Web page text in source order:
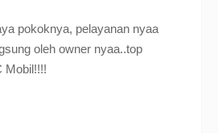
pokoknya, pelayanan nyaa
oleh owner nyaa..top
Mobil!!!!